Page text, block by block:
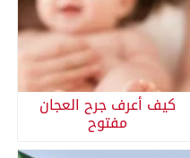
كيف أعرف جرح العجان
مفتوح